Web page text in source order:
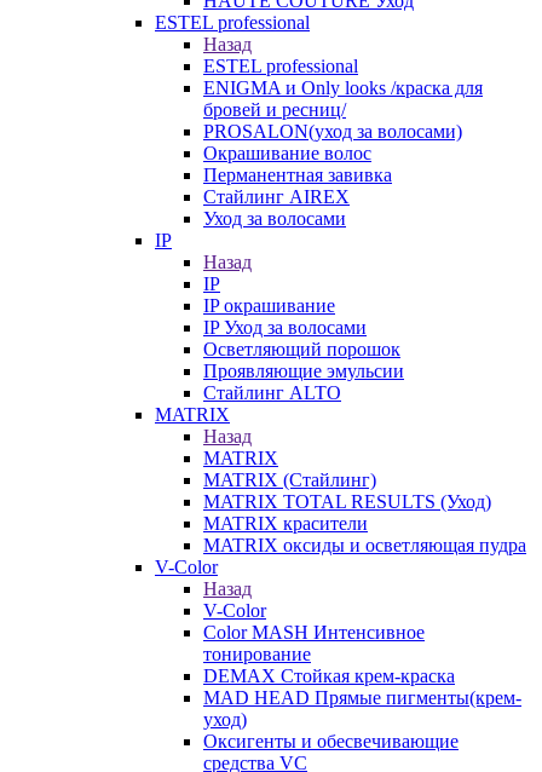
ESTEL professional
Назад
ESTEL professional
ENIGMA и Only looks /краска для
бровей и ресниц/
PROSALON(уход за волосами)
Окрашивание волос
Перманентная завивка
Стайлинг AIREX
Уход за волосами
IP
Назад
IP
IP окрашивание
IP Уход за волосами
Осветляющий порошок
Проявляющие эмульсии
Стайлинг ALTO
MATRIX
Назад
MATRIX
MATRIX (Стайлинг)
MATRIX TOTAL RESULTS (Уход)
MATRIX красители
MATRIX оксиды и осветляющая пудра
V-Color
Назад
V-Color
Color MASH Интенсивное
тонирование
DEMAX Стойкая крем-краска
MAD HEAD Прямые пигменты(крем-
уход)
Оксигенты и обесвечивающие
средства VC